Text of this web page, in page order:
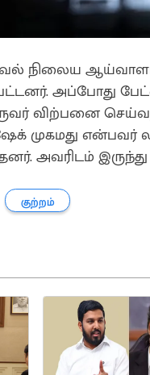
நிலைய
அப்போது
விற்பனை
முகமது என்பவர்
அவரிடம்
குற்றம்